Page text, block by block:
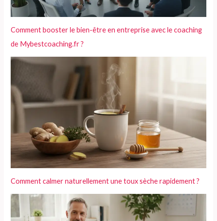
Comment booster le bien-être en entreprise avec le coaching
de Mybestcoaching.fr ?
Comment calmer naturellement une toux sèche rapidement ?